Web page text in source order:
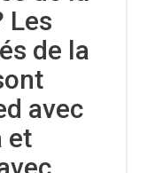
Les
de la
avec
et